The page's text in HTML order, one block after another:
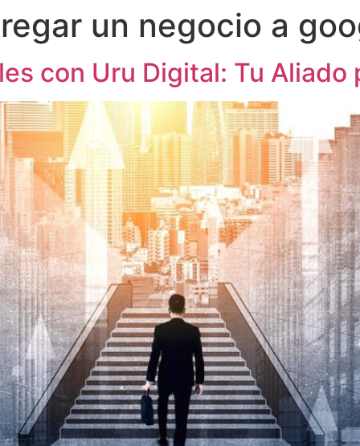
un negocio a
con Uru Digital: Tu Aliado